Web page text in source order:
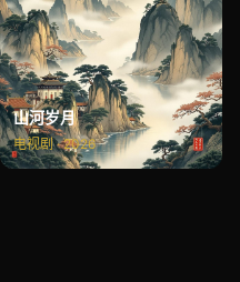
山河岁月
电视剧 · 2026